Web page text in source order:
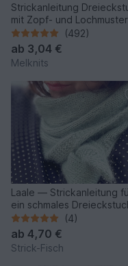
Strickanleitung
mit Zopf- und
Cozy Winter(492)
ab 3,04 €
Melknits
Laale — Strickanleitung
ein schmales
(4)
ab 4,70 €
Strick-Fisch